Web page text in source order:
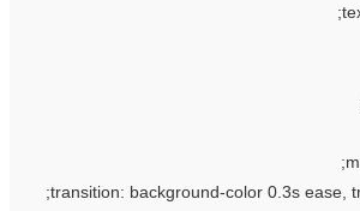
transition: background-color 0.3s